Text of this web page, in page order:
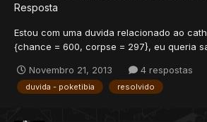
Resposta
Estou com uma duvida relacionado ao
{chance = 600, corpse = 297}, eu queria
se eu nao mi engano ta igual na
tenho que pga no dat editor e caso sim
Novembro 21, 2013 4 respostas
duvida - poketibia resolvido